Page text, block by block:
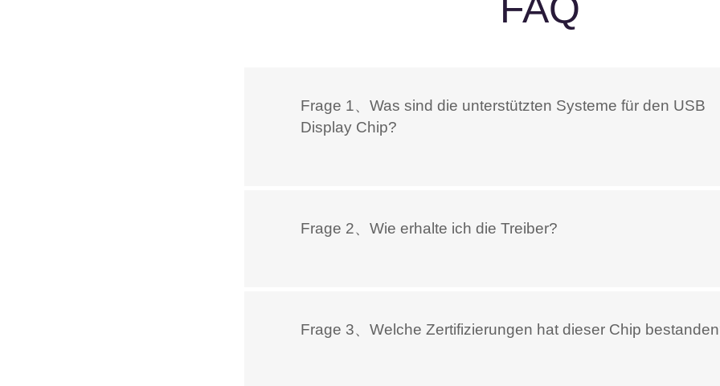
Frage 1、Was sind die unterstützten Systeme für den USB
Display Chip?
Frage 2、Wie erhalte ich die Treiber?
Frage 3、Welche Zertifizierungen hat dieser Chip